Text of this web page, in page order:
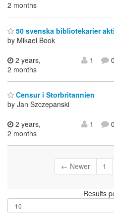
2 months
50 svenska bibliotekarier
by Mikael Book
2 years,
2 months
1 0
Censur i Storbritannien
by Jan Szczepanski
2 years,
2 months
1 0
← Newer 1
Results